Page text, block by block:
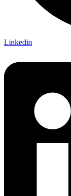
Linkedin